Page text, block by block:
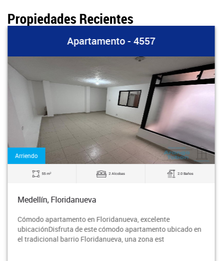
Propiedades Recientes
Apartamento - 4557
Arriendo
55 m2 2 Alcobas 2.0 Baños
Medellín, Floridanueva
Cómodo apartamento en Floridanueva, excelente
ubicaciónDisfruta de este cómodo apartamento ubicado en
el tradicional barrio Floridanueva, una zona est